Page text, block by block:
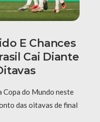
E Chances
Cai Diante
Copa do Mundo neste
das oitavas de final